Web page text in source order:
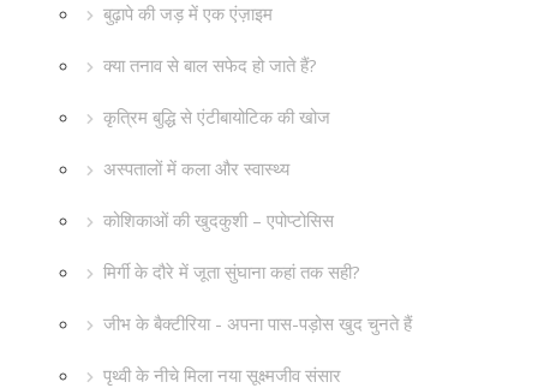
बुढ़ापे की जड़ में एक एंज़ाइम
क्या तनाव से बाल सफेद हो जाते हैं?
कृत्रिम बुद्धि से एंटीबायोटिक की खोज
अस्पतालों में कला और स्वास्थ्य
कोशिकाओं की खुदकुशी – एपोप्टोसिस
मिर्गी के दौरे में जूता सुंघाना कहां तक सही?
जीभ के बैक्टीरिया - अपना पास-पड़ोस खुद चुनते हैं
पृथ्वी के नीचे मिला नया सूक्ष्मजीव संसार